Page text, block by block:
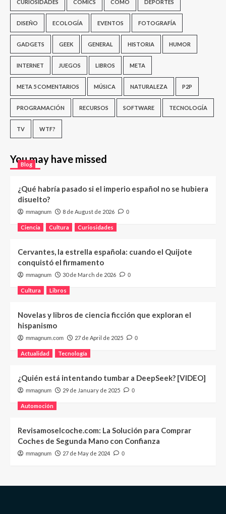
CURIOSIDADES CÓMICS CÓMO DEPORTES
DISEÑO ECOLOGÍA EVENTOS FOTOGRAFÍA
GADGETS GEEK GENERAL HISTORIA HUMOR
INTERNET JUEGOS LIBROS META
META 5 COMENTARIOS MÚSICA NATURALEZA P2P
PROGRAMACIÓN RECURSOS SOFTWARE TECNOLOGÍA
TV WTF?
You may have missed
Blog
¿Qué habría pasado si el imperio español no se hubiera
disuelto?
mmagnum 8 de August de 2026 0
Ciencia Cultura Curiosidades
Cervantes, la estrella española: cuando el Quijote
conquistó el firmamento
mmagnum 30 de March de 2026 0
Cultura Libros
Novelas y libros de ciencia ficción que exploran el
hispanismo
mmagnum.com 27 de April de 2025 0
Actualidad Tecnología
¿Quién está intentando tumbar a DeepSeek? [VIDEO]
mmagnum 29 de January de 2025 0
Automoción
Revisamoselcoche.com: La Solución para Comprar
Coches de Segunda Mano con Confianza
mmagnum 27 de May de 2024 0